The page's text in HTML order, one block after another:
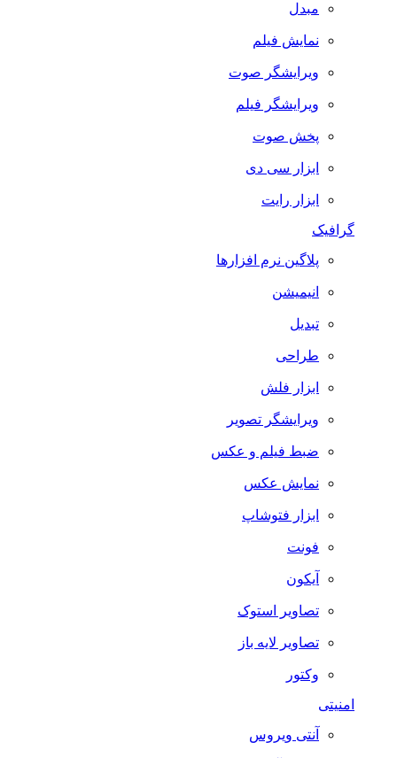
مبدل
نمایش فیلم
ویرایشگر صوت
ویرایشگر فیلم
پخش صوت
ابزار سی دی
ابزار رایت
گرافیک
پلاگین نرم افزارها
انیمیشن
تبدیل
طراحی
ابزار فلش
ویرایشگر تصویر
ضبط فيلم و عكس
نمایش عکس
ابزار فتوشاپ
فونت
آیکون
تصاویر استوک
تصاویر لایه باز
وکتور
امنیتی
آنتی ویروس